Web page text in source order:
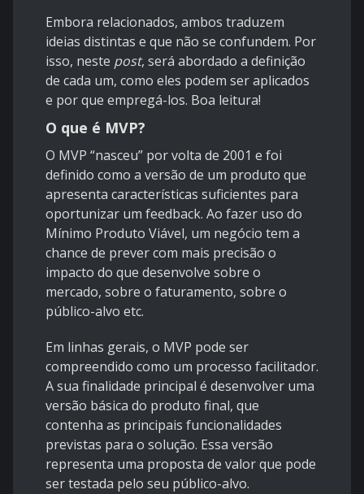
Embora relacionados, ambos traduzem
ideias distintas e que não se confundem. Por
isso, neste post, será abordado a definição
de cada um, como eles podem ser aplicados
e por que empregá-los. Boa leitura!
O que é MVP?
O MVP “nasceu” por volta de 2001 e foi
definido como a versão de um produto que
apresenta características suficientes para
oportunizar um feedback. Ao fazer uso do
Mínimo Produto Viável, um negócio tem a
chance de prever com mais precisão o
impacto do que desenvolve sobre o
mercado, sobre o faturamento, sobre o
público-alvo etc.
Em linhas gerais, o MVP pode ser
compreendido como um processo facilitador.
A sua finalidade principal é desenvolver uma
versão básica do produto final, que
contenha as principais funcionalidades
previstas para o solução. Essa versão
representa uma proposta de valor que pode
ser testada pelo seu público-alvo.